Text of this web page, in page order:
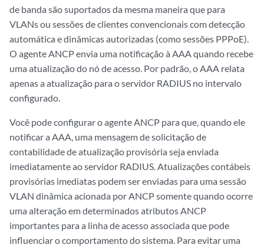
de banda são suportados da mesma maneira que para
VLANs ou sessões de clientes convencionais com detecção
automática e dinâmicas autorizadas (como sessões PPPoE).
O agente ANCP envia uma notificação à AAA quando recebe
uma atualização do nó de acesso. Por padrão, o AAA relata
apenas a atualização para o servidor RADIUS no intervalo
configurado.
Você pode configurar o agente ANCP para que, quando ele
notificar a AAA, uma mensagem de solicitação de
contabilidade de atualização provisória seja enviada
imediatamente ao servidor RADIUS. Atualizações contábeis
provisórias imediatas podem ser enviadas para uma sessão
VLAN dinâmica acionada por ANCP somente quando ocorre
uma alteração em determinados atributos ANCP
importantes para a linha de acesso associada que pode
influenciar o comportamento do sistema. Para evitar uma